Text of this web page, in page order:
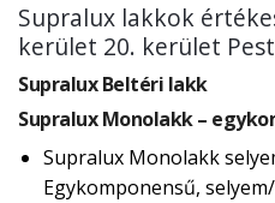
Supralux lakkok
kerület 20. kerület
Supralux Beltéri lakk
Supralux Monolakk –
Supralux Monolakk
Egykomponensű,